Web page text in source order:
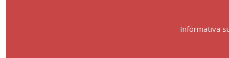
Informativa